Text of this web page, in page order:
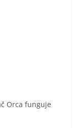
Orca funguje